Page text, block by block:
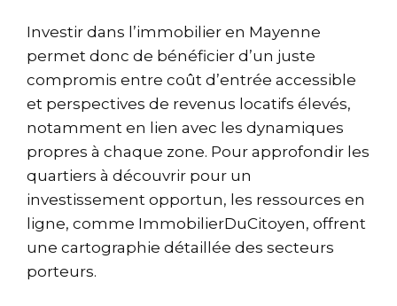
Investir dans l’immobilier en Mayenne
permet donc de bénéficier d’un juste
compromis entre coût d’entrée accessible
et perspectives de revenus locatifs élevés,
notamment en lien avec les dynamiques
propres à chaque zone. Pour approfondir les
quartiers à découvrir pour un
investissement opportun, les ressources en
ligne, comme ImmobilierDuCitoyen, offrent
une cartographie détaillée des secteurs
porteurs.